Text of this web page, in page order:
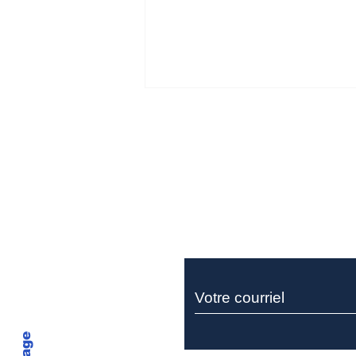
un sociétaire pour son